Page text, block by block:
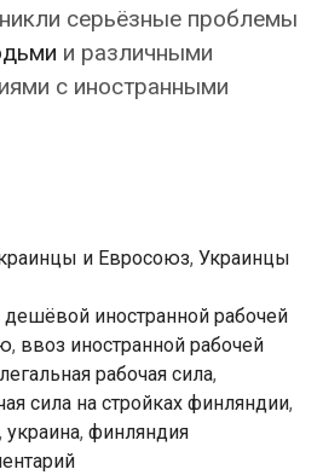
серьёзные проблемы
и различными
с иностранными
и Евросоюз, Украинцы
дешёвой иностранной рабочей
, ввоз иностранной рабочей
рабочая сила,
сила на стройках финляндии,
, украина, финляндия